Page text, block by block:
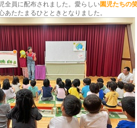
全員に配布されました。愛らしい園児たちの
あたたまるひとときとなりました。